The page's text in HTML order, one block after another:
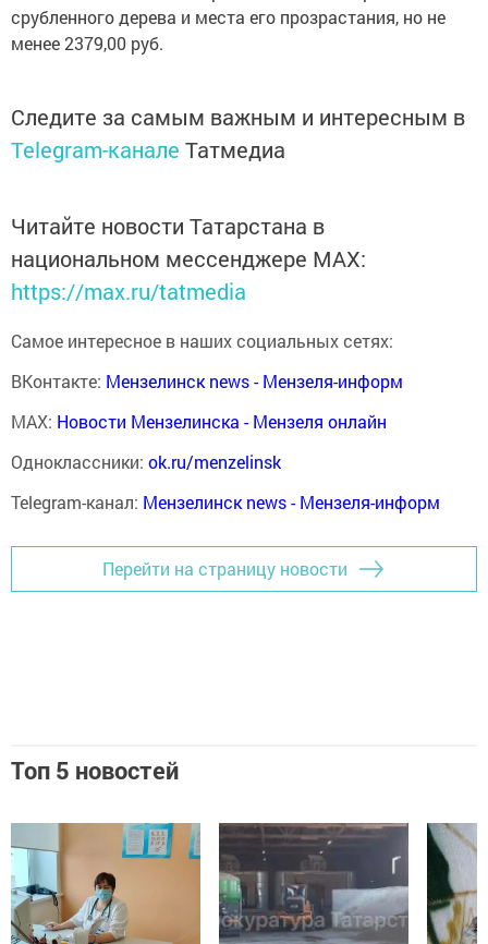
срубленного дерева и места его прозрастания, но не
менее 2379,00 руб.
Следите за самым важным и интересным в
Telegram-канале Татмедиа
Читайте новости Татарстана в
национальном мессенджере MАХ:
https://max.ru/tatmedia
Самое интересное в наших социальных сетях:
ВКонтакте: Мензелинск news - Мензеля-информ
MAX: Новости Мензелинска - Мензеля онлайн
Одноклассники: ok.ru/menzelinsk
Telegram-канал: Мензелинск news - Мензеля-информ
Перейти на страницу новости
Топ 5 новостей